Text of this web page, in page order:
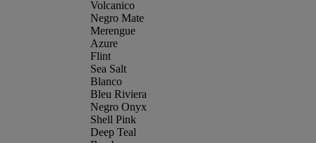
Volcanico
Negro Mate
Merengue
Azure
Flint
Sea Salt
Blanco
Bleu Riviera
Negro Onyx
Shell Pink
Deep Teal